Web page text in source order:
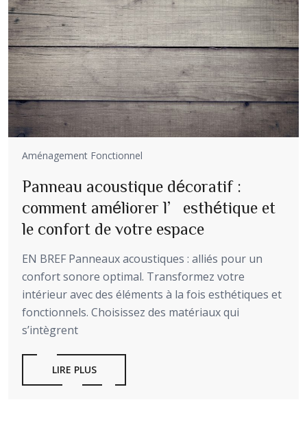
Aménagement Fonctionnel
Panneau acoustique décoratif :
comment améliorer l’esthétique et
le confort de votre espace
EN BREF Panneaux acoustiques : alliés pour un
confort sonore optimal. Transformez votre
intérieur avec des éléments à la fois esthétiques et
fonctionnels. Choisissez des matériaux qui
s’intègrent
LIRE PLUS